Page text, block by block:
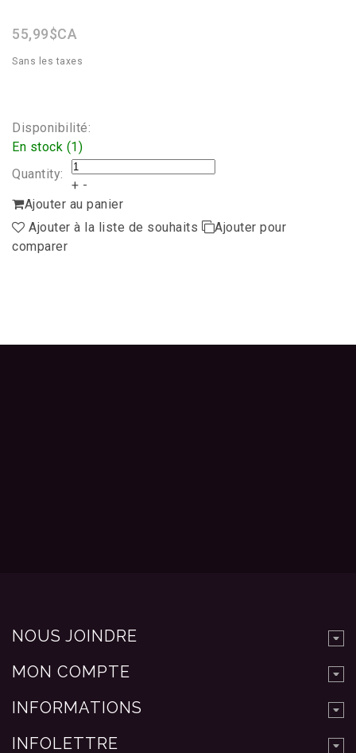
55,99$CA
Sans les taxes
Disponibilité:
En stock (1)
Quantity:
+ -
Ajouter au panier
Ajouter à la liste de souhaits
Ajouter pour
comparer
NOUS JOINDRE
MON COMPTE
INFORMATIONS
INFOLETTRE